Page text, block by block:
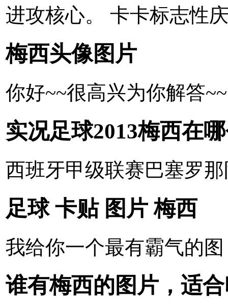
进攻核心。 卡卡标志性
梅西头像图片
你好~~很高兴为你解答
实况足球2013梅西在
西班牙甲级联赛巴塞罗
足球 卡贴 图片 梅西
我给你一个最有霸气的
谁有梅西的图片，适